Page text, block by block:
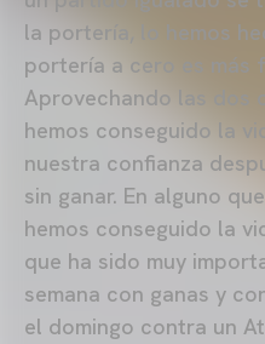
la portería, lo hemos
portería a cero es más
Aprovechando las dos
hemos conseguido la
nuestra confianza
sin ganar. En alguno
hemos conseguido la
que ha sido muy
semana con ganas y
el domingo contra un